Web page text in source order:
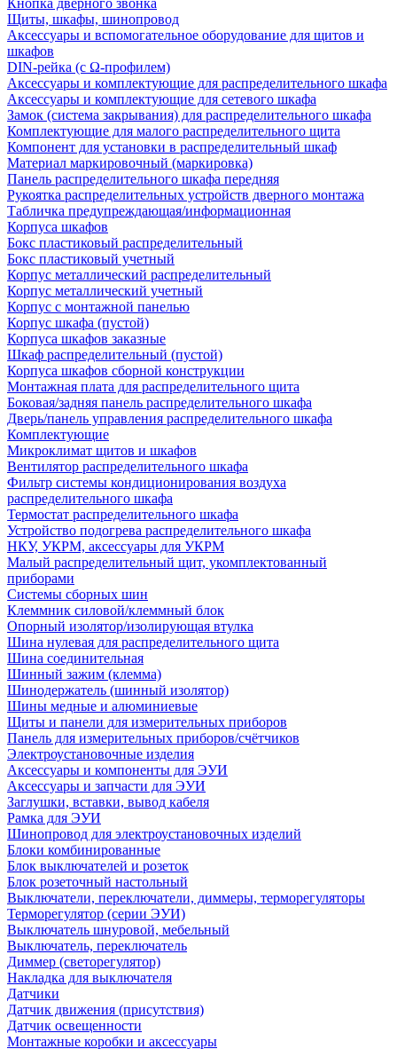
Кнопка дверного звонка
Щиты, шкафы, шинопровод
Аксессуары и вспомогательное оборудование для щитов и
шкафов
DIN-рейка (с Ω-профилем)
Аксессуары и комплектующие для распределительного шкафа
Аксессуары и комплектующие для сетевого шкафа
Замок (система закрывания) для распределительного шкафа
Комплектующие для малого распределительного щита
Компонент для установки в распределительный шкаф
Материал маркировочный (маркировка)
Панель распределительного шкафа передняя
Рукоятка распределительных устройств дверного монтажа
Табличка предупреждающая/информационная
Корпуса шкафов
Бокс пластиковый распределительный
Бокс пластиковый учетный
Корпус металлический распределительный
Корпус металлический учетный
Корпус с монтажной панелью
Корпус шкафа (пустой)
Корпуса шкафов заказные
Шкаф распределительный (пустой)
Корпуса шкафов сборной конструкции
Монтажная плата для распределительного щита
Боковая/задняя панель распределительного шкафа
Дверь/панель управления распределительного шкафа
Комплектующие
Микроклимат щитов и шкафов
Вентилятор распределительного шкафа
Фильтр системы кондиционирования воздуха
распределительного шкафа
Термостат распределительного шкафа
Устройство подогрева распределительного шкафа
НКУ, УКРМ, аксессуары для УКРМ
Малый распределительный щит, укомплектованный
приборами
Системы сборных шин
Клеммник силовой/клеммный блок
Опорный изолятор/изолирующая втулка
Шина нулевая для распределительного щита
Шина соединительная
Шинный зажим (клемма)
Шинодержатель (шинный изолятор)
Шины медные и алюминиевые
Щиты и панели для измерительных приборов
Панель для измерительных приборов/счётчиков
Электроустановочные изделия
Аксессуары и компоненты для ЭУИ
Аксессуары и запчасти для ЭУИ
Заглушки, вставки, вывод кабеля
Рамка для ЭУИ
Шинопровод для электроустановочных изделий
Блоки комбинированные
Блок выключателей и розеток
Блок розеточный настольный
Выключатели, переключатели, диммеры, терморегуляторы
Терморегулятор (серии ЭУИ)
Выключатель шнуровой, мебельный
Выключатель, переключатель
Диммер (светорегулятор)
Накладка для выключателя
Датчики
Датчик движения (присутствия)
Датчик освещенности
Монтажные коробки и аксессуары